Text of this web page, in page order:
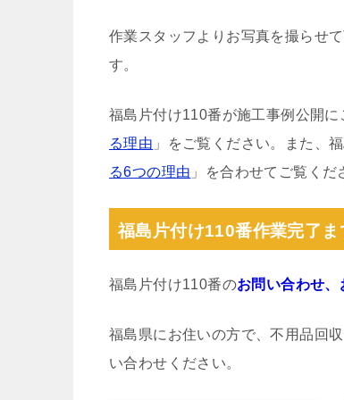
作業スタッフよりお写真を撮らせ
す。
福島片付け110番が施工事例公開に
る理由 」をご覧ください。また、
る6つの理由 」を合わせてご覧くだ
福島片付け110番作業完了ま
福島片付け110番のお問い合わせ
福島県にお住いの方で、不用品回
い合わせください。